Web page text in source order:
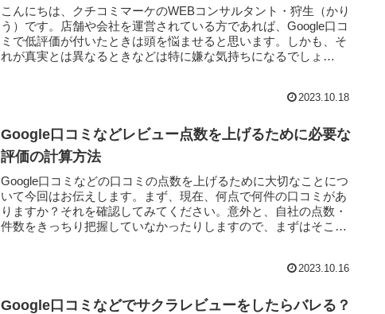
こんにちは、クチコミマーケのWEBコンサルタント・狩生（かり
う）です。店舗や会社を運営されている方であれば、Google口コ
ミで低評価が付いたときは頭を悩ませると思います。しかも、そ
れが真実とは異なるときなどは特に嫌な気持ちになるでしょ
2023.10.18
Google口コミなどレビュー点数を上げるために必要な
評価の計算方法
Google口コミなどの口コミの点数を上げるために大切なことにつ
いて今回はお伝えします。まず、現在、何点で何件の口コミがあ
りますか？それを確認してみてください。意外と、自社の点数・
件数をきっちり把握していなかったりしますので、まずはそこを
2023.10.16
Google口コミなどでサクラレビューをしたらバレる？